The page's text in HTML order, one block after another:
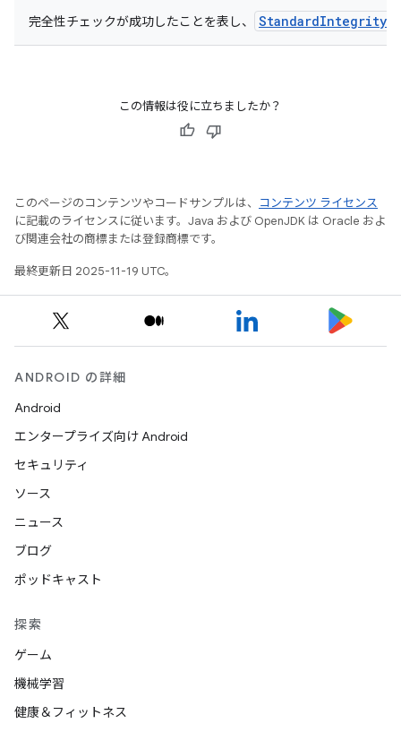
完全性チェックが成功したことを表し、
この情報は役に立ちましたか？
このページのコンテンツやコードサンプルは、
コンテンツ ライセンス
に記載のライセンスに従います。Java および OpenJDK は Oracle およ
び関連会社の商標または登録商標です。
最終更新日 2025-11-19 UTC。
ANDROID の詳細
Android
エンタープライズ向け Android
セキュリティ
ソース
ニュース
ブログ
ポッドキャスト
探索
ゲーム
機械学習
健康＆フィットネス